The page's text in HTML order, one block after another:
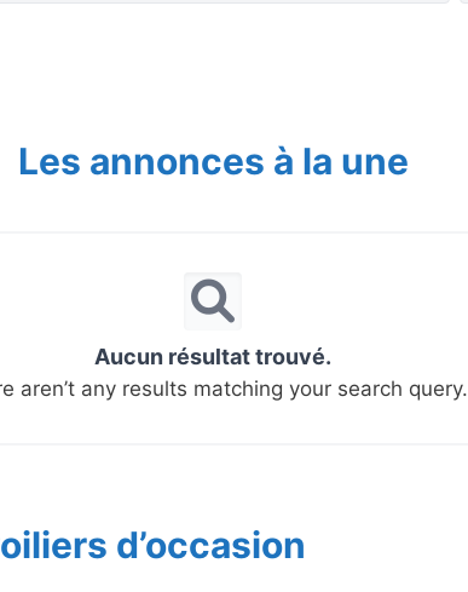
Les annonces à la une
Aucun résultat trouvé.
aren’t any results matching your search query.
d’occasion